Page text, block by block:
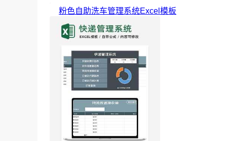
粉色自助洗车管理系统Excel模板